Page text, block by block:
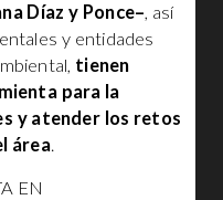
Díaz y Ponce–, así
y entidades
tienen
para la
y atender los retos
área.
EN